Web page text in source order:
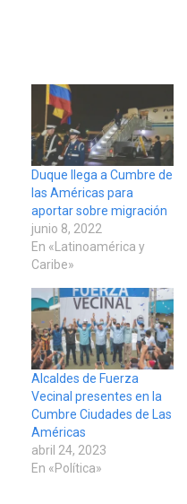
Duque llega a Cumbre de
las Américas para
aportar sobre migración
junio 8, 2022
En «Latinoamérica y
Caribe»
Alcaldes de Fuerza
Vecinal presentes en la
Cumbre Ciudades de Las
Américas
abril 24, 2023
En «Política»